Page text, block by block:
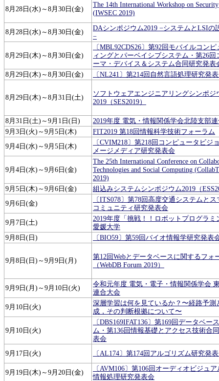
8月28日(水)～8月30日(金)
The 14th International Workshop on Security
(IWSEC 2019)
8月28日(水)～8月30日(金)
DAシンポジウム2019 −システムとLSIの
−
8月29日(木)～8月30日(金)
〔MBL92CDS26〕第92回モバイルコンピ
ィングとパーベイシブシステム・第26回
ーマ・デバイス＆システム合同研究発表
8月29日(木)～8月30日(金)
〔NL241〕第214回自然言語処理研究発
8月29日(木)～8月31日(土)
ソフトウェアエンジニアリングシンポジ
2019（SES2019）
8月31日(土)～9月1日(日)
2019年度 電気・情報関係学会北陸支部
9月3日(火)～9月5日(木)
FIT2019 第18回情報科学技術フォーラム
9月4日(水)～9月5日(木)
〔CVIM218〕第218回コンピュータビジ
メージメディア研究発表会
9月4日(水)～9月6日(金)
The 25th International Conference on
Technologies and Social Computing
2019)
9月5日(木)～9月6日(金)
組込みシステムシンポジウム2019（
9月6日(金)
〔ITS078〕第78回高度交通システムとス
コミュニティ研究発表会
9月7日(土)
2019年度「挑戦！！ロボットプログラミ
愛媛大学
9月8日(日)
〔BIO59〕第59回バイオ情報学研究発表
9月8日(日)～9月9日(月)
第12回Webとデータベースに関するフォ
（WebDB Forum 2019）
9月9日(月)～9月10日(火)
令和元年度 電気・電子・情報関係学会
連合大会
9月10日(火)
深層学習は何を見ているか？〜経路予測
成，その判断根拠について〜
9月10日(火)
〔DBS169IFAT136〕第169回データベー
ム・第136回情報基礎とアクセス技術合
表会
9月17日(火)
〔AL174〕第174回アルゴリズム研究発
9月19日(木)～9月20日(金)
〔AVM106〕第106回オーディオビジュ
情報処理研究発表会